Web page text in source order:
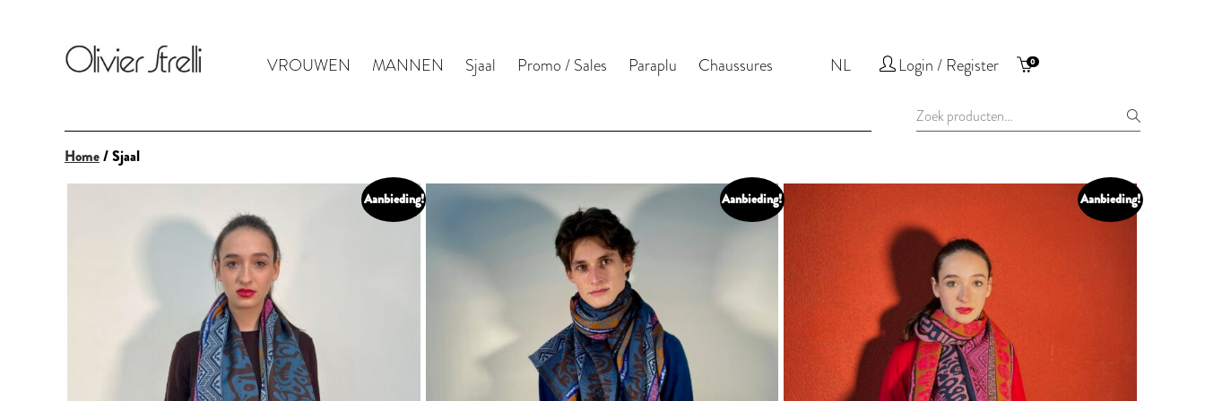
VROUWEN MANNEN Sjaal Promo / Sales Paraplu Chaussures NL Login / Register 0
Zoeken
naar:
Home/ Sjaal
Aanbieding! Aanbieding! Aanbieding!